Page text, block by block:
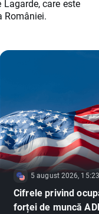
Lagarde, care este
României.
5 august 2026, 15:23
Cifrele privind
forței de muncă